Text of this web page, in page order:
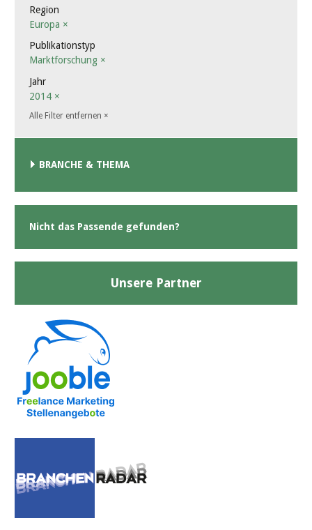
Region
Europa ×
Publikationstyp
Marktforschung ×
Jahr
2014 ×
Alle Filter entfernen ×
BRANCHE & THEMA
Nicht das Passende gefunden?
Unsere Partner